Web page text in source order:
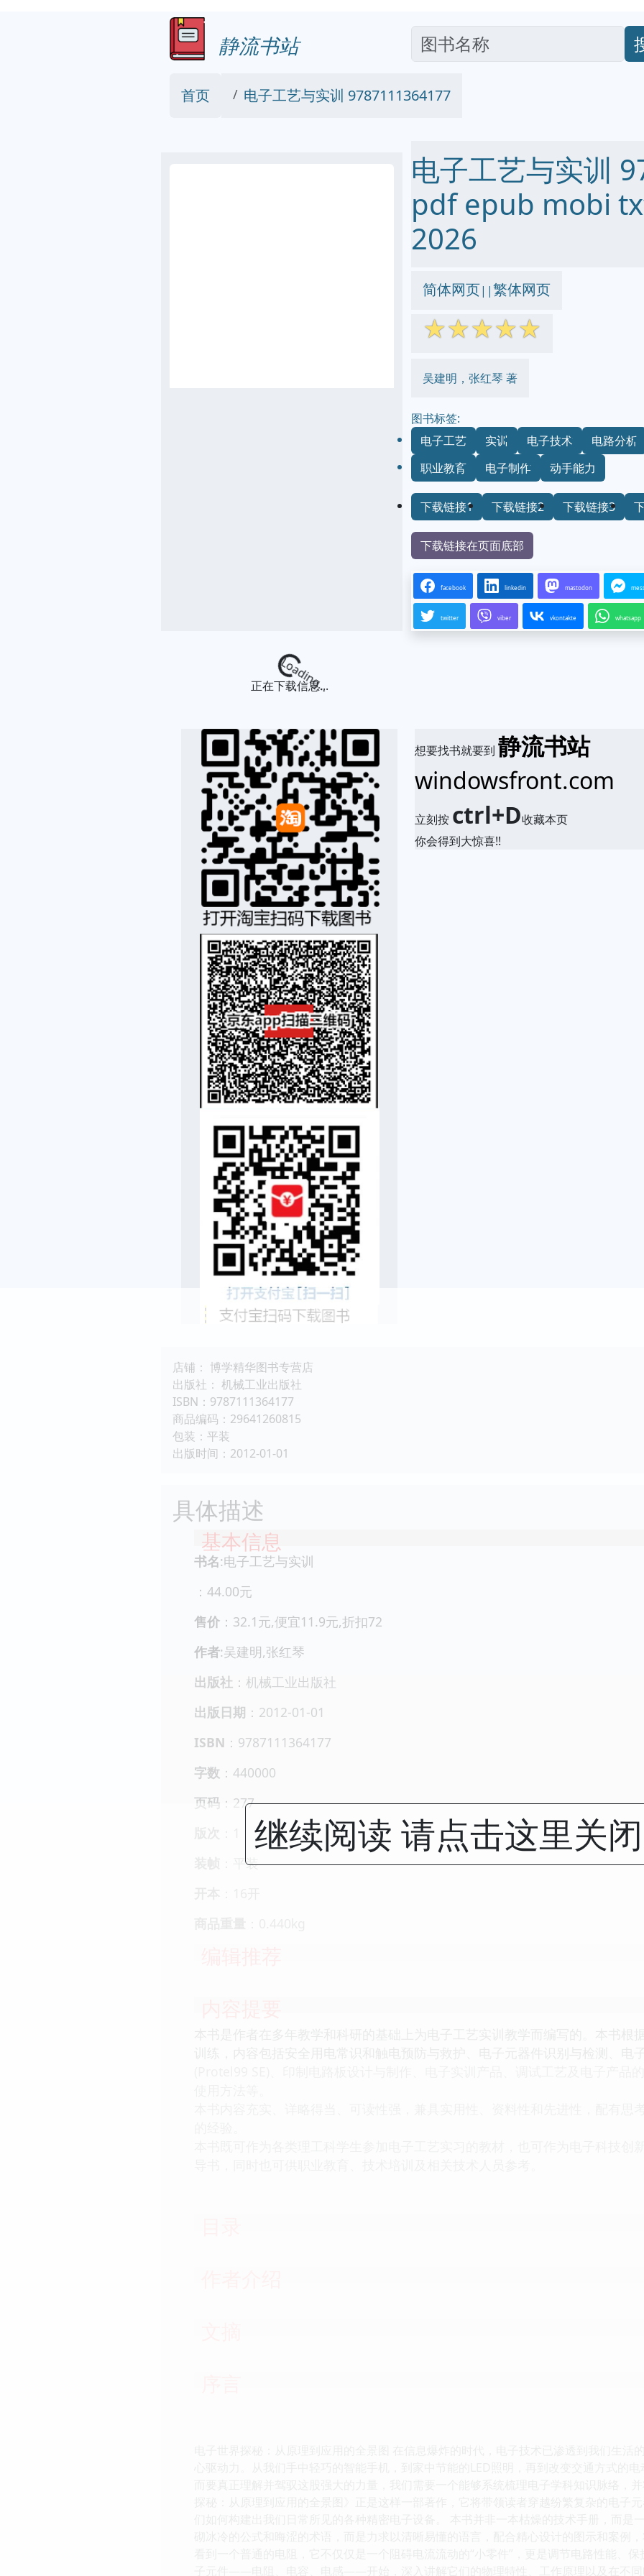
静流书站
首页 电子工艺与实训 9787111364177
电子工艺与实训
pdf epub mobi
2026
简体网页||繁体网页
☆☆☆☆☆
吴建明，张红琴 著
图书标签:
电子工艺
实训 电子技术
电路分析
职业教育
电子制作 动手能力
下载链接1 下载链接2 下载链接3
下载链接在页面底部
facebook linkedin mastodon
twitter viber vkontakte whatsapp
Loading...
正在下载信息...
想要找书就要到静流书站
windowsfront.com
立刻按 ctrl+D收藏本页
你会得到大惊喜!!
店铺： 博学精华图书专营店
出版社： 机械工业出版社
ISBN：9787111364177
商品编码：29641260815
包装：平装
出版时间：2012-01-01
具体描述
基本信息
书名:电子工艺与实训
：44.00元
售价 ：32.1元,便宜11.9元,折扣72
作者:吴建明,张红琴
出版社 ：机械工业出版社
出版日期 ：2012-01-01
ISBN ：9787111364177
字数 ：440000
页码 ：277
：平装
继续阅读 请点击这里关